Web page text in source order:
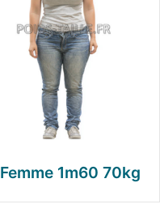
Femme 1m60 70kg